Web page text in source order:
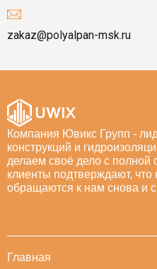
zakaz@polyalpan-msk.ru
Компания Ювикс Групп -
конструкций и
делаем своё дело с полной
клиенты подтверждают,
обращаются к нам снова и
Главная